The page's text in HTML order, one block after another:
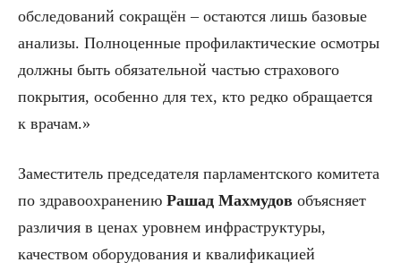
обследований сокращён – остаются лишь базовые
анализы. Полноценные профилактические осмотры
должны быть обязательной частью страхового
покрытия, особенно для тех, кто редко обращается
к врачам.»
Заместитель председателя парламентского комитета
по здравоохранению Рашад Махмудов объясняет
различия в ценах уровнем инфраструктуры,
качеством оборудования и квалификацией